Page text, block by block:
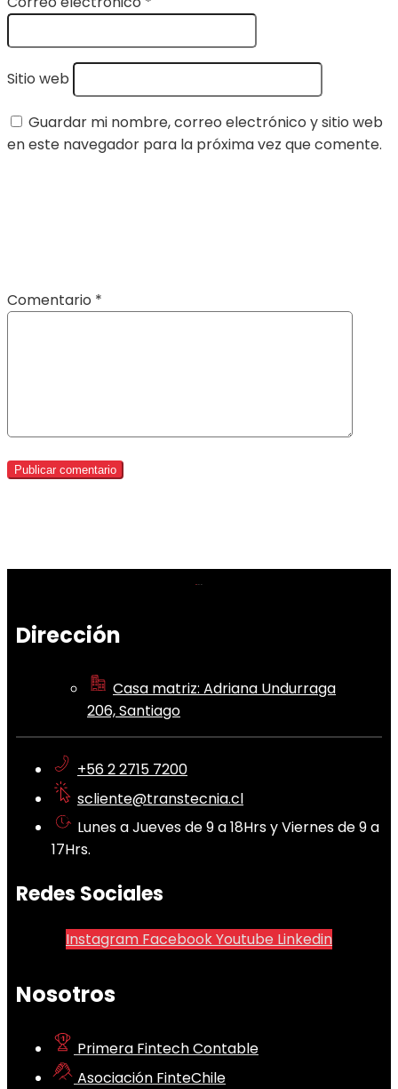
Sitio web
Guardar mi nombre, correo electrónico y sitio web
en este navegador para la próxima vez que comente.
Comentario *
Dirección
Casa matriz: Adriana Undurraga
206, Santiago
+56 2 2715 7200
scliente@transtecnia.cl
Lunes a Jueves de 9 a 18Hrs y Viernes de 9 a
17Hrs.
Redes Sociales
Instagram FacebookYoutube Linkedin
Nosotros
Primera Fintech Contable
Asociación FinteChile